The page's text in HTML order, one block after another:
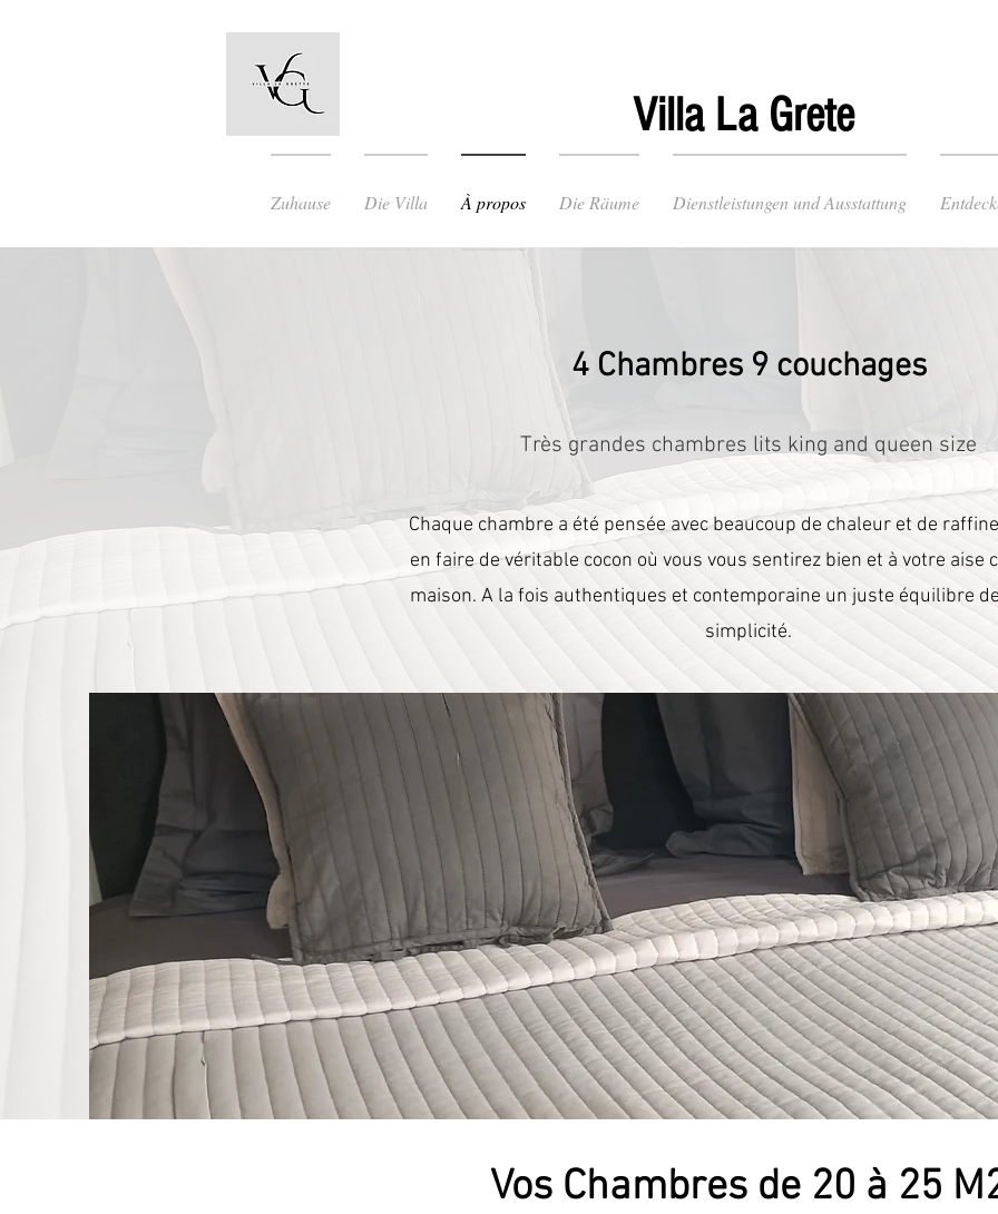
Villa La Grete
Zuhause Die Villa À propos Die Räume Dienstleistungen und Ausstattung
4 Chambres 9 couchages
Très grandes chambres lits king and queen size
Chaque chambre a été pensée avec beaucoup de chaleur et de
en faire de véritable cocon où vous vous sentirez bien et à votre aise
maison. A la fois authentiques et contemporaine un juste équilibre
simplicité.
Vos Chambres de 20 à 25